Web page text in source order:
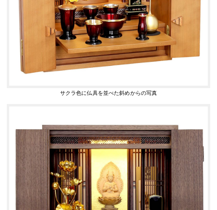
サクラ色に仏具を並べた斜めからの写真